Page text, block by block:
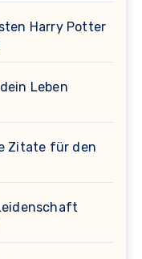
Harry Potter
Leben
Zitate für den